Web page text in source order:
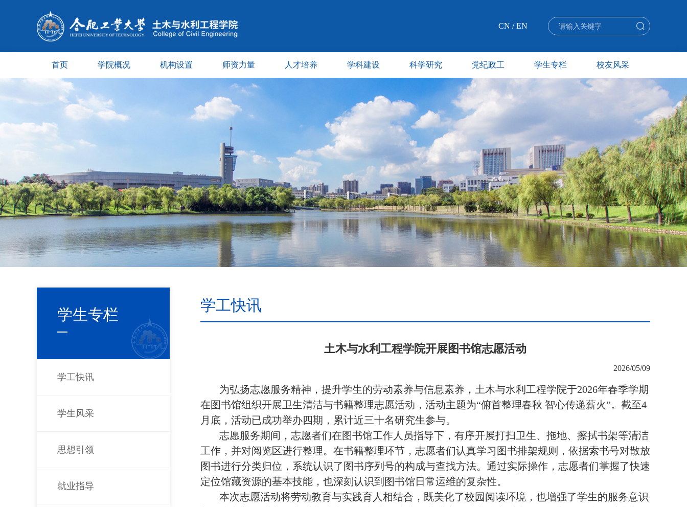
CN /EN
首页 学院概况 机构设置 师资力量 人才培养 学科建设 科学研究 党纪政工 学生专栏 校友风采
学生专栏
学工快讯
学生风采
思想引领
就业指导
学工快讯
土木与水利工程学院开展图书馆志愿活动
2026/05/09
为弘扬志愿服务精神，提升学生的劳动素养与信息素养，土木与水利工程学院于2026年春季学期
在图书馆组织开展卫生清洁与书籍整理志愿活动，活动主题为“俯首整理春秋 智心传递薪火”。截至4
月 底 ，活动已成功举办四期，累计近三十名研究生参与。
志愿服务期间，志愿者们在图书馆工作人员指导下，有序开展打扫卫生、拖地、擦拭书架等清洁
工作，并对阅览区进行整理。在书籍整理环节，志愿者们认真学习图书排架规则，依据索书号对散放
图书进行分类归位，系统认识了图书序列号的构成与查找方法。通过实际操作，志愿者们掌握了快速
定位馆藏资源的基本技能，也深刻认识到图书馆日常运维的复杂性。
本次志愿活动将劳动教育与实践育人相结合，既美化了校园阅读环境，也增强了学生的服务意识